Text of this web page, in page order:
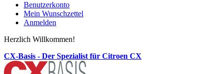
Benutzerkonto
Mein Wunschzettel
Anmelden
Herzlich Willkommen!
CX-Basis - Der Spezialist für Citroen CX